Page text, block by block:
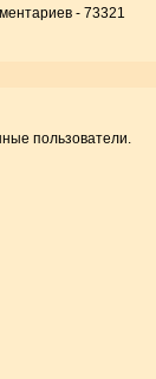
- 73321
пользователи.